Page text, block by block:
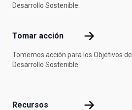
Desarrollo Sostenible.
Tomar acción Tomar acción
Tomemos acción para los Objetivos de
Desarrollo Sostenible
Recursos Recursos